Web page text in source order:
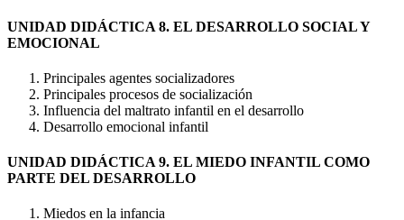
UNIDAD DIDÁCTICA 8. EL DESARROLLO SOCIAL Y
EMOCIONAL
Principales agentes socializadores
Principales procesos de socialización
Influencia del maltrato infantil en el desarrollo
Desarrollo emocional infantil
UNIDAD DIDÁCTICA 9. EL MIEDO INFANTIL COMO
PARTE DEL DESARROLLO
Miedos en la infancia